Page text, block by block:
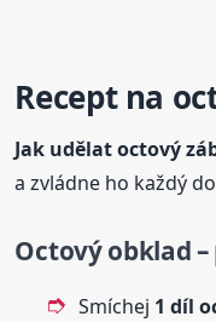
Recept na
Jak udělatoctový
a zvládne ho každý
Octovýobklad –
Smíchej 1 díl